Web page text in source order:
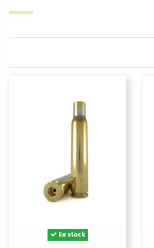
En stock